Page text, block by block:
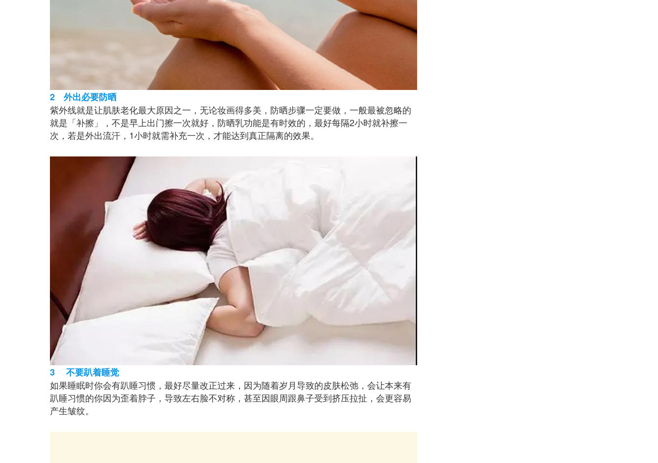
2 外出必要防晒
紫外线就是让肌肤老化最大原因之一，无论妆画得多美，防晒步骤一定要做，一般最被忽略的
就是「补擦」，不是早上出门擦一次就好，防晒乳功能是有时效的，最好每隔2小时就补擦一
次，若是外出流汗，1小时就需补充一次，才能达到真正隔离的效果。
3 不要趴着睡觉
如果睡眠时你会有趴睡习惯，最好尽量改正过来，因为随着岁月导致的皮肤松弛，会让本来有
趴睡习惯的你因为歪着脖子，导致左右脸不对称，甚至因眼周跟鼻子受到挤压拉扯，会更容易
产生皱纹。